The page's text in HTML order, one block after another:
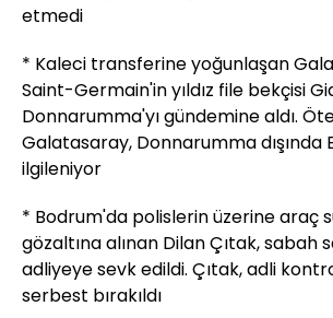
etmedi
* Kaleci transferine yoğunlaşan
Saint-Germain'in yıldız file bekçisi
Donnarumma'yı gündemine aldı.
Galatasaray, Donnarumma dışında
ilgileniyor
* Bodrum'da polislerin üzerine araç
gözaltına alınan Dilan Çıtak, sabah
adliyeye sevk edildi. Çıtak, adli
serbest bırakıldı